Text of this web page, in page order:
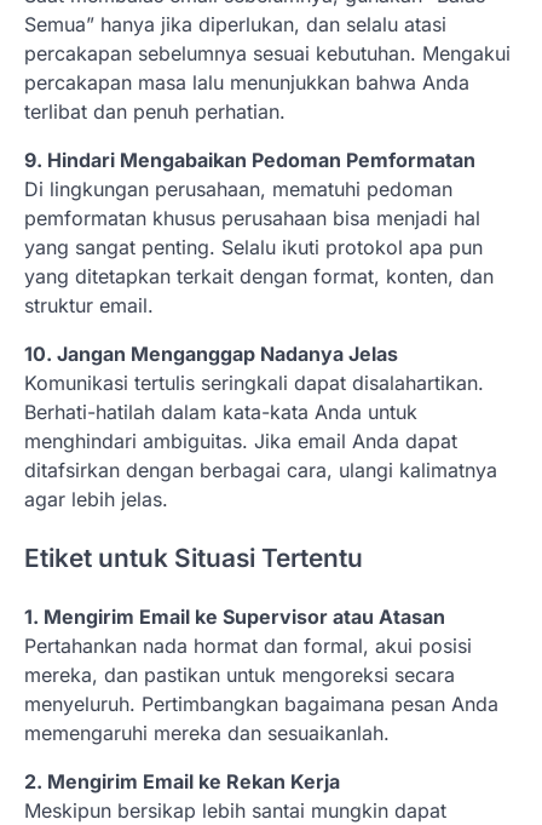
Semua” hanya jika diperlukan, dan selalu atasi
percakapan sebelumnya sesuai kebutuhan. Mengakui
percakapan masa lalu menunjukkan bahwa Anda
terlibat dan penuh perhatian.
9. Hindari Mengabaikan Pedoman Pemformatan
Di lingkungan perusahaan, mematuhi pedoman
pemformatan khusus perusahaan bisa menjadi hal
yang sangat penting. Selalu ikuti protokol apa pun
yang ditetapkan terkait dengan format, konten, dan
struktur email.
10. Jangan Menganggap Nadanya Jelas
Komunikasi tertulis seringkali dapat disalahartikan.
Berhati-hatilah dalam kata-kata Anda untuk
menghindari ambiguitas. Jika email Anda dapat
ditafsirkan dengan berbagai cara, ulangi kalimatnya
agar lebih jelas.
Etiket untuk Situasi Tertentu
1. Mengirim Email ke Supervisor atau Atasan
Pertahankan nada hormat dan formal, akui posisi
mereka, dan pastikan untuk mengoreksi secara
menyeluruh. Pertimbangkan bagaimana pesan Anda
memengaruhi mereka dan sesuaikanlah.
2. Mengirim Email ke Rekan Kerja
Meskipun bersikap lebih santai mungkin dapat